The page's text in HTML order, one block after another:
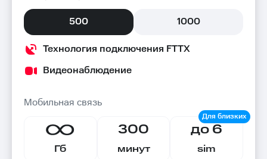
500 1000
Технология подключения FTTX
Видеонаблюдение
Мобильная связь
Гб
300
минут
до 6
sim